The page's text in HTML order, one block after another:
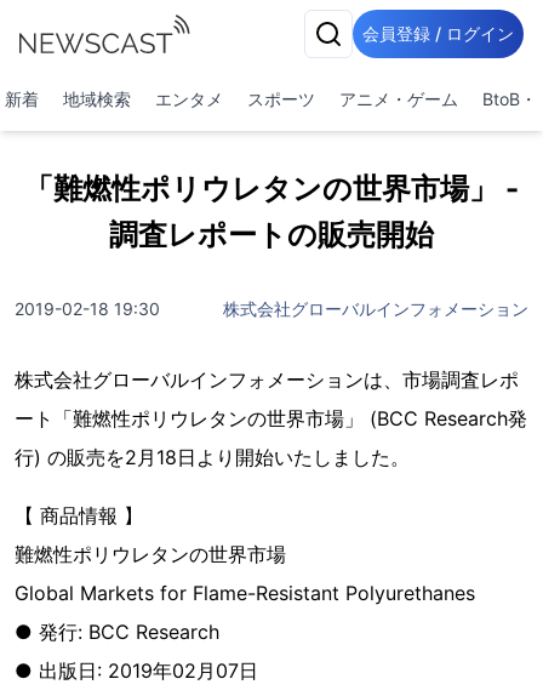
会員登録 / ログイン
新着 地域検索 エンタメ スポーツ アニメ・ゲーム BtoB・
「難燃性ポリウレタンの世界市場」 -
調査レポートの販売開始
2019-02-18 19:30 株式会社グローバルインフォメーション
株式会社グローバルインフォメーションは、市場調査レポ
ート「難燃性ポリウレタンの世界市場」 (BCC Research発
行) の販売を2月18日より開始いたしました。
【 商品情報 】
難燃性ポリウレタンの世界市場
Global Markets for Flame-Resistant Polyurethanes
● 発行: BCC Research
● 出版日: 2019年02月07日